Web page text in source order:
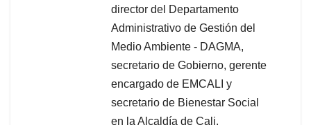
director del Departamento
Administrativo de Gestión del
Medio Ambiente - DAGMA,
secretario de Gobierno, gerente
encargado de EMCALI y
secretario de Bienestar Social
en la Alcaldía de Cali.